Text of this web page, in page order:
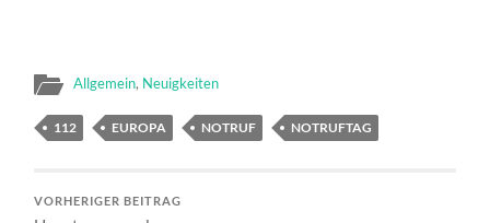
Allgemein, Neuigkeiten
112 EUROPA NOTRUF NOTRUFTAG
VORHERIGER BEITRAG